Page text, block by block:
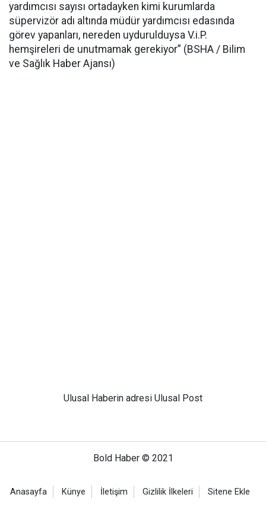
yardımcısı sayısı ortadayken kimi kurumlarda
süpervizör adı altında müdür yardımcısı edasında
görev yapanları, nereden uydurulduysa V.i.P.
hemşireleri de unutmamak gerekiyor” (BSHA / Bilim
ve Sağlık Haber Ajansı)
Ulusal Haberin adresi Ulusal Post
Bold Haber © 2021
Anasayfa Künye İletişim Gizlilik İlkeleri Sitene Ekle